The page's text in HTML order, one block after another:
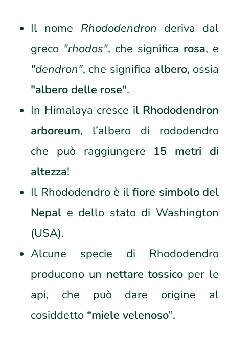
Il nome Rhododendron deriva dal
greco "rhodos", che significa rosa, e
"dendron", che significa albero, ossia
"albero delle rose".
In Himalaya cresce il Rhododendron
arboreum, l’albero di rododendro
che può raggiungere 15 metri di
altezza!
Il Rhododendro è il fiore simbolo del
Nepal e dello stato di Washington
(USA).
Alcune specie di Rhododendro
producono un nettare tossico per le
api, che può dare origine al
cosiddetto “miele velenoso”.